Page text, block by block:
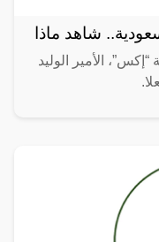
شاهد ماذا
الأمير الوليد